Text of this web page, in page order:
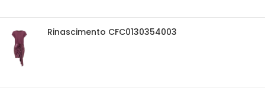
Rinascimento CFC0130354003